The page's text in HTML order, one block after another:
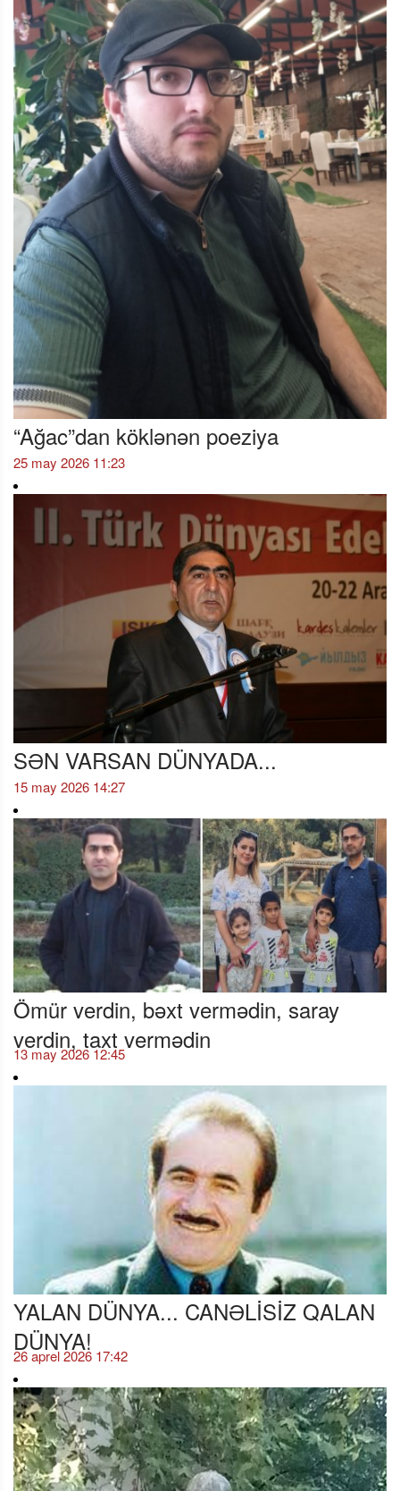
“Ağac”dan köklənən poeziya
25 may 2026 11:23
SƏN VARSAN DÜNYADA...
15 may 2026 14:27
Ömür verdin, bəxt vermədin, saray
verdin, taxt vermədin
13 may 2026 12:45
YALAN DÜNYA... CANƏLİSİZ QALAN
DÜNYA!
26 aprel 2026 17:42